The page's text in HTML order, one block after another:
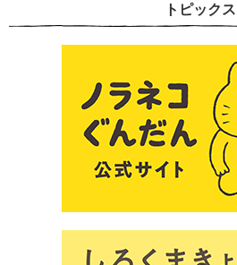
トピックス